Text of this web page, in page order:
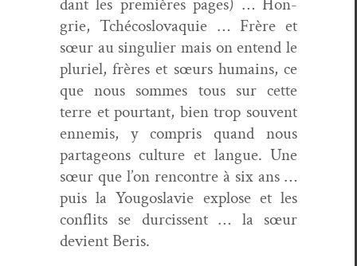
dant les pre­mières pages) … Hon­
grie, Tché­coslo­vaquie … Frère et
sœur au sin­guli­er mais on entend le
pluriel, frères et sœurs humains, ce
que nous sommes tous sur cette
terre et pour­tant, bien trop sou­vent
enne­mis, y com­pris quand nous
parta­geons cul­ture et langue. Une
sœur que l’on ren­con­tre à six ans …
puis la Yougoslavie explose et les
con­flits se dur­cis­sent … la sœur
devient Beris.